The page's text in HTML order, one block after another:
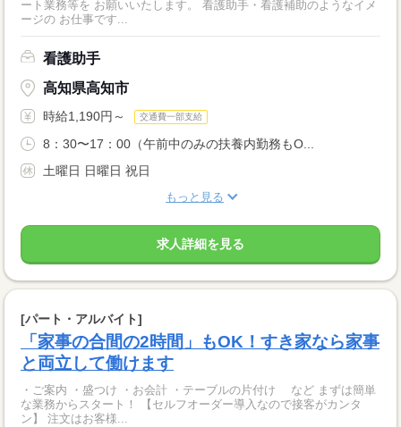
ート業務等を お願いいたします。 看護助手・看護補助のようなイメ
ージの お仕事です...
看護助手
高知県高知市
時給1,190円～ 交通費一部支給
8：30〜17：00（午前中のみの扶養内勤務もO...
土曜日 日曜日 祝日
もっと見る
求人詳細を見る
[パート・アルバイト]
「家事の合間の2時間」もOK！すき家なら家事
と両立して働けます
・ご案内 ・盛つけ ・お会計 ・テーブルの片付け など まずは簡単
な業務からスタート！ 【セルフオーダー導入なので接客がカンタ
ン】 注文はお客様...